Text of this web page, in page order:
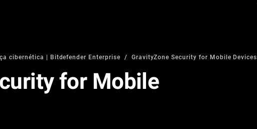
cibernética | Bitdefender Enterprise GravityZone Security for Mobile Devices
for Mobile